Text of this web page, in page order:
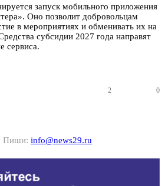
запуск мобильного приложения
Оно позволит добровольцам
в мероприятиях и обменивать их на
субсидии 2027 года направят
сервиса.
2 0
Пиши: info@news29.ru